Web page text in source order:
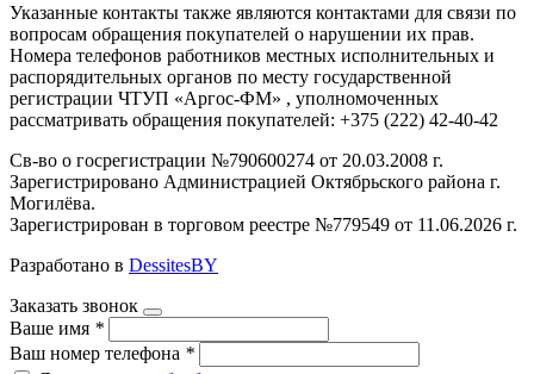
Указанные контакты также являются контактами для связи по
вопросам обращения покупателей о нарушении их прав.
Номера телефонов работников местных исполнительных и
распорядительных органов по месту государственной
регистрации ЧТУП «Аргос-ФМ» , уполномоченных
рассматривать обращения покупателей: +375 (222) 42-40-42
Св-во о госрегистрации №790600274 от 20.03.2008 г.
Зарегистрировано Администрацией Октябрьского района г.
Могилёва.
Зарегистрирован в торговом реестре №779549 от 11.06.2026 г.
Разработано в DessitesBY
Заказать звонок
Ваше имя *
Ваш номер телефона *